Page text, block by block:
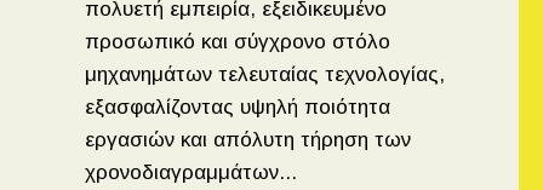
πολυετή εμπειρία, εξειδικευμένο
προσωπικό και σύγχρονο στόλο
μηχανημάτων τελευταίας τεχνολογίας,
εξασφαλίζοντας υψηλή ποιότητα
εργασιών και απόλυτη τήρηση των
χρονοδιαγραμμάτων...